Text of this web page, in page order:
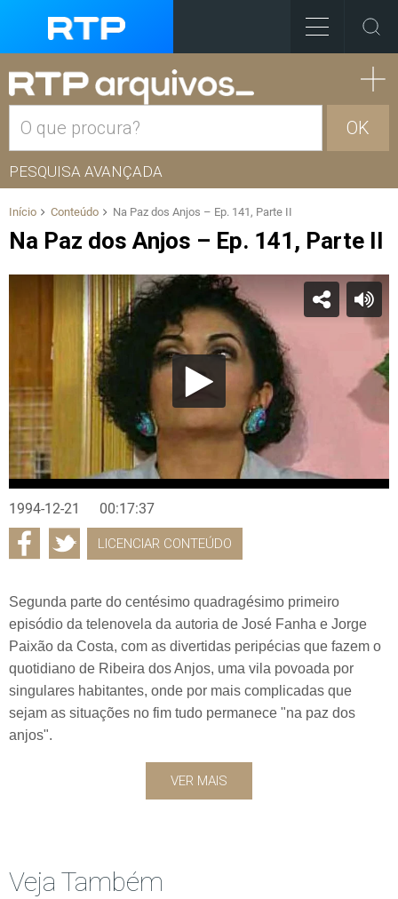
OK
PESQUISA AVANÇADA
Início Conteúdo Na Paz dos Anjos – Ep. 141, Parte II
Na Paz dos Anjos – Ep. 141, Parte II
1994-12-21 00:17:37
LICENCIAR CONTEÚDO
Segunda parte do centésimo quadragésimo primeiro
episódio da telenovela da autoria de José Fanha e Jorge
Paixão da Costa, com as divertidas peripécias que fazem o
quotidiano de Ribeira dos Anjos, uma vila povoada por
singulares habitantes, onde por mais complicadas que
sejam as situações no fim tudo permanece "na paz dos
anjos".
VER MAIS
Veja Também